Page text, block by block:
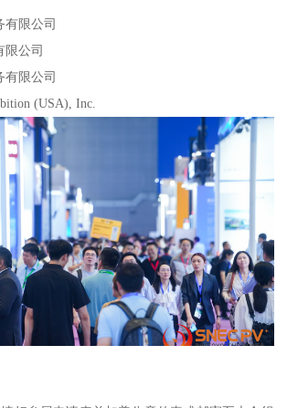
有限公司
限公司
有限公司
(USA), Inc.